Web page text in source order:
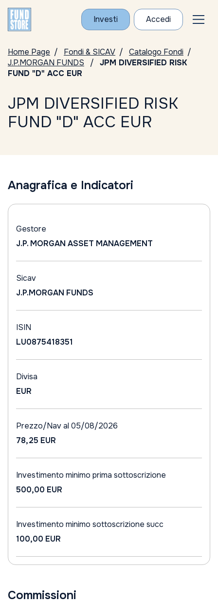
Investi Accedi
Home Page Fondi & SICAV
Catalogo Fondi
J.P.MORGAN FUNDS
JPM DIVERSIFIED RISK
FUND "D" ACC EUR
JPM DIVERSIFIED RISK
FUND "D" ACC EUR
Anagrafica e Indicatori
Gestore
J.P. MORGAN ASSET MANAGEMENT
Sicav
J.P.MORGAN FUNDS
ISIN
LU0875418351
Divisa
EUR
Prezzo/Nav al 05/08/2026
78,25 EUR
Investimento minimo prima sottoscrizione
500,00 EUR
Investimento minimo sottoscrizione succ
100,00 EUR
Commissioni